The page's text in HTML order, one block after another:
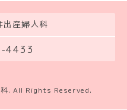
産婦人科
4433
. All Rights Reserved.